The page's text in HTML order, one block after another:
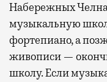
Набережных
музыкальную
фортепиано, а
живописи —
школу. Если